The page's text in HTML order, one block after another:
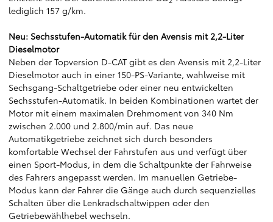
lediglich 157 g/km.
Neu: Sechsstufen-Automatik für den Avensis mit 2,2-Liter
Dieselmotor
Neben der Topversion D-CAT gibt es den Avensis mit 2,2-Liter
Dieselmotor auch in einer 150-PS-Variante, wahlweise mit
Sechsgang-Schaltgetriebe oder einer neu entwickelten
Sechsstufen-Automatik. In beiden Kombinationen wartet der
Motor mit einem maximalen Drehmoment von 340 Nm
zwischen 2.000 und 2.800/min auf. Das neue
Automatikgetriebe zeichnet sich durch besonders
komfortable Wechsel der Fahrstufen aus und verfügt über
einen Sport-Modus, in dem die Schaltpunkte der Fahrweise
des Fahrers angepasst werden. Im manuellen Getriebe-
Modus kann der Fahrer die Gänge auch durch sequenzielles
Schalten über die Lenkradschaltwippen oder den
Getriebewählhebel wechseln.